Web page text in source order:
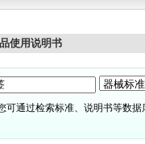
使用说明书
可通过检索标准、说明书等数据